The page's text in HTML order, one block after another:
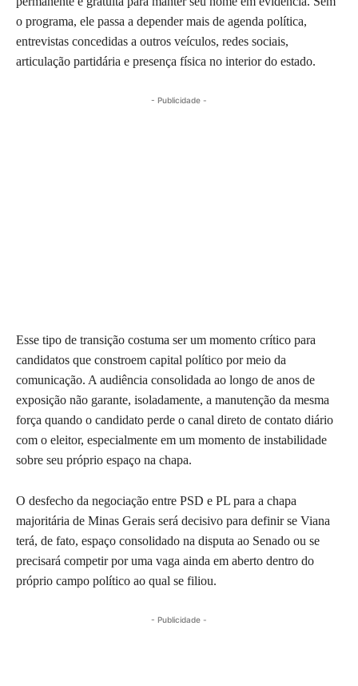
o programa, ele passa a depender mais de agenda política,
entrevistas concedidas a outros veículos, redes sociais,
articulação partidária e presença física no interior do estado.
- Publicidade -
Esse tipo de transição costuma ser um momento crítico para
candidatos que constroem capital político por meio da
comunicação. A audiência consolidada ao longo de anos de
exposição não garante, isoladamente, a manutenção da mesma
força quando o candidato perde o canal direto de contato diário
com o eleitor, especialmente em um momento de instabilidade
sobre seu próprio espaço na chapa.
O desfecho da negociação entre PSD e PL para a chapa
majoritária de Minas Gerais será decisivo para definir se Viana
terá, de fato, espaço consolidado na disputa ao Senado ou se
precisará competir por uma vaga ainda em aberto dentro do
próprio campo político ao qual se filiou.
- Publicidade -